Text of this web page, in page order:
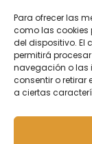
Para ofrecer las
como las
del dispositivo. El
permitirá
navegación o las
consentir o retirar
a ciertas